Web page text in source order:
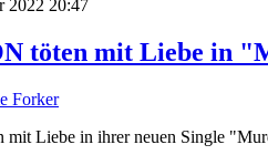
2022 20:47
töten mit Liebe in
Liebe in ihrer neuen Single